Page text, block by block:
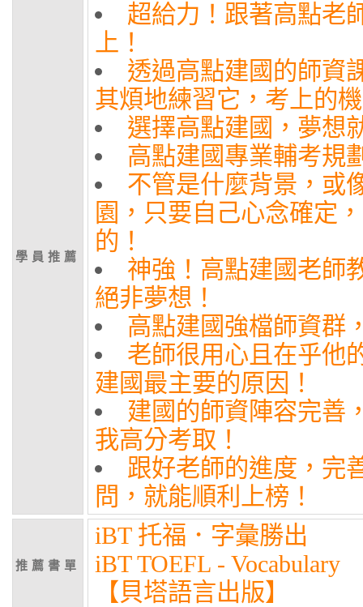
學員推薦
超給力！跟著高點老
上！
透過高點建國的師資
其煩地練習它，考上的
選擇高點建國，夢想
高點建國專業輔考規
不管是什麼背景，或
園，只要自己心念確定
的！
神強！高點建國老師
絕非夢想！
高點建國強檔師資群
老師很用心且在乎他
建國最主要的原因！
建國的師資陣容完善
我高分考取！
跟好老師的進度，完
問，就能順利上榜！
推薦書單
iBT 托福．字彙勝出
iBT TOEFL - Vocabulary
【貝塔語言出版】